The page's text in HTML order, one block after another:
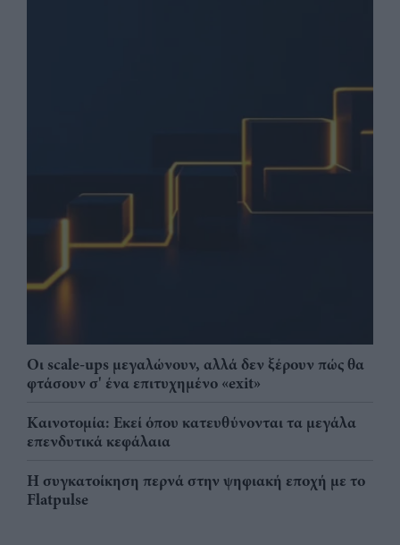
Οι scale-ups μεγαλώνουν, αλλά δεν ξέρουν πώς θα
φτάσουν σ' ένα επιτυχημένο «exit»
Καινοτομία: Εκεί όπου κατευθύνονται τα μεγάλα
επενδυτικά κεφάλαια
Η συγκατοίκηση περνά στην ψηφιακή εποχή με το
Flatpulse